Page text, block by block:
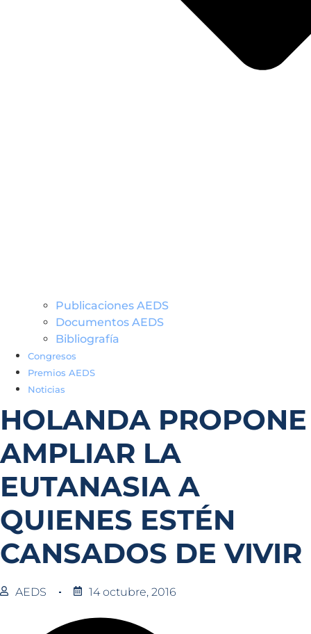
Publicaciones AEDS
Documentos AEDS
Bibliografía
Congresos
Premios AEDS
Noticias
HOLANDA PROPONE
AMPLIAR LA
EUTANASIA A
QUIENES ESTÉN
CANSADOS DE VIVIR
AEDS 14 octubre, 2016